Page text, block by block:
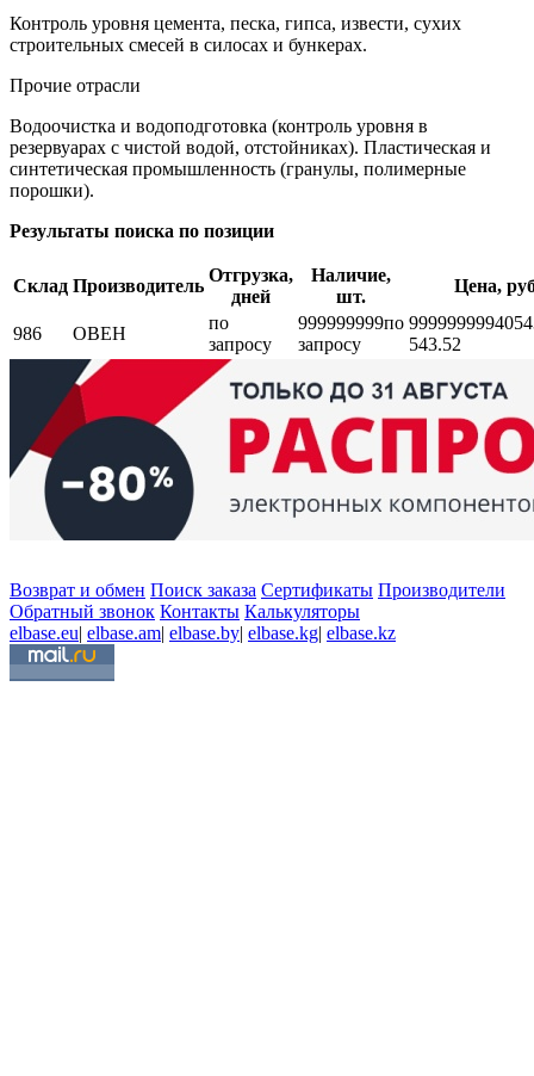
Контроль уровня цемента, песка, гипса, извести, сухих
строительных смесей в силосах и бункерах.
Прочие отрасли
Водоочистка и водоподготовка (контроль уровня в
резервуарах с чистой водой, отстойниках). Пластическая и
синтетическая промышленность (гранулы, полимерные
порошки).
Результаты поиска по позиции
Склад Производитель
Отгрузка,
дней
Наличие,
шт.
Цена,
986 ОВЕН
по
запросу
999999999по
запросу
999999999
543.52
Возврат и обмен Поиск заказа Сертификаты Производители
Обратный звонок Контакты Калькуляторы
elbase.eu| elbase.am| elbase.by| elbase.kg| elbase.kz